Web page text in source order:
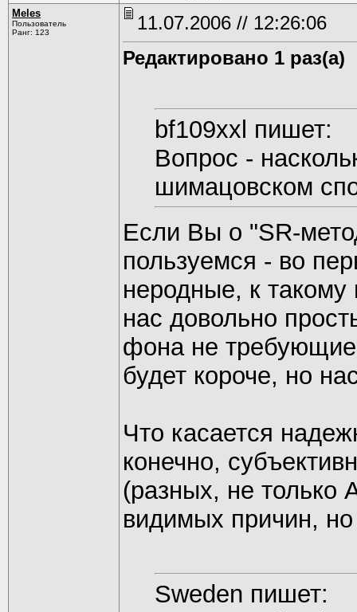
Meles
Пользователь
Ранг: 123
11.07.2006 // 12:26:06
Редактировано 1 раз(а)
bf109xxl пишет:
Вопрос -
шимацовском
Если Вы о "SR-
пользуемся - во
неродные, к такому
нас довольно
фона не
будет короче, но
Что касается
конечно,
(разных, не только
видимых причин,
Sweden пишет: